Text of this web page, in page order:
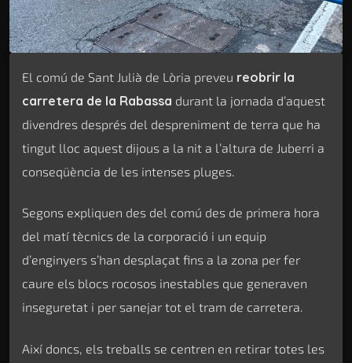
El comú de Sant Julià de Lòria preveu reobrir la
carretera de la Rabassa durant la jornada d’aquest
divendres després del despreniment de terra que ha
tingut lloc aquest dijous a la nit a l’altura de Juberri a
conseqüència de les intenses pluges.
Segons expliquen des del comú des de primera hora
del matí tècnics de la corporació i un equip
d’enginyers s’han desplaçat fins a la zona per fer
caure els blocs rocosos inestables que generaven
inseguretat i per sanejar tot el tram de carretera.
Així doncs, els treballs se centren en retirar totes les